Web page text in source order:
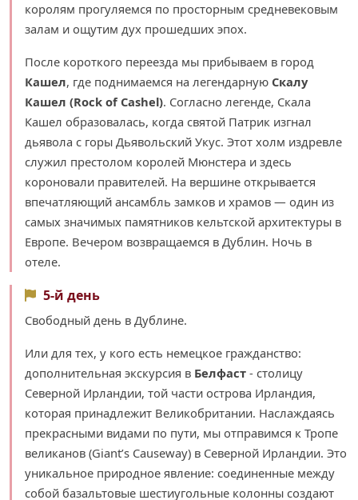
королям прогуляемся по просторным средневековым
залам и ощутим дух прошедших эпох.
После короткого переезда мы прибываем в город
Кашел, где поднимаемся на легендарную Скалу
Кашел (Rock of Cashel). Согласно легенде, Скала
Кашел образовалась, когда святой Патрик изгнал
дьявола с горы Дьявольский Укус. Этот холм издревле
служил престолом королей Мюнстера и здесь
короновали правителей. На вершине открывается
впечатляющий ансамбль замков и храмов — один из
самых значимых памятников кельтской архитектуры в
Европе. Вечером возвращаемся в Дублин. Ночь в
отеле.
5-й день
Свободный день в Дублине.
Или для тех, у кого есть немецкое гражданство:
дополнительная экскурсия в Белфаст - столицу
Северной Ирландии, той части острова Ирландия,
которая принадлежит Великобритании. Наслаждаясь
прекрасными видами по пути, мы отправимся к Тропе
великанов (Giant’s Causeway) в Северной Ирландии. Это
уникальное природное явление: соединенные между
собой базальтовые шестиугольные колонны создают